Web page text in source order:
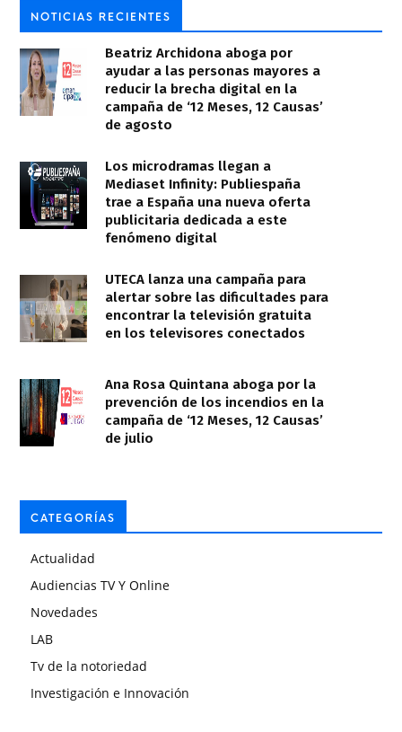
NOTICIAS RECIENTES
Beatriz Archidona aboga por
ayudar a las personas mayores a
reducir la brecha digital en la
campaña de ‘12 Meses, 12 Causas’
de agosto
Los microdramas llegan a
Mediaset Infinity: Publiespaña
trae a España una nueva oferta
publicitaria dedicada a este
fenómeno digital
UTECA lanza una campaña para
alertar sobre las dificultades para
encontrar la televisión gratuita
en los televisores conectados
Ana Rosa Quintana aboga por la
prevención de los incendios en la
campaña de ‘12 Meses, 12 Causas’
de julio
CATEGORÍAS
Actualidad
Audiencias TV Y Online
Novedades
LAB
Tv de la notoriedad
Investigación e Innovación